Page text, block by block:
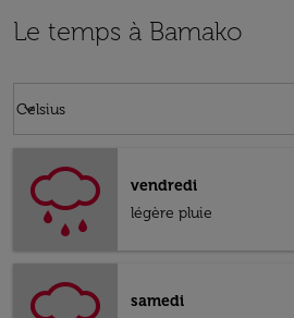
Le temps à Bamako
Celsius
keyboard_arrow_down
vendredi
légère pluie
samedi